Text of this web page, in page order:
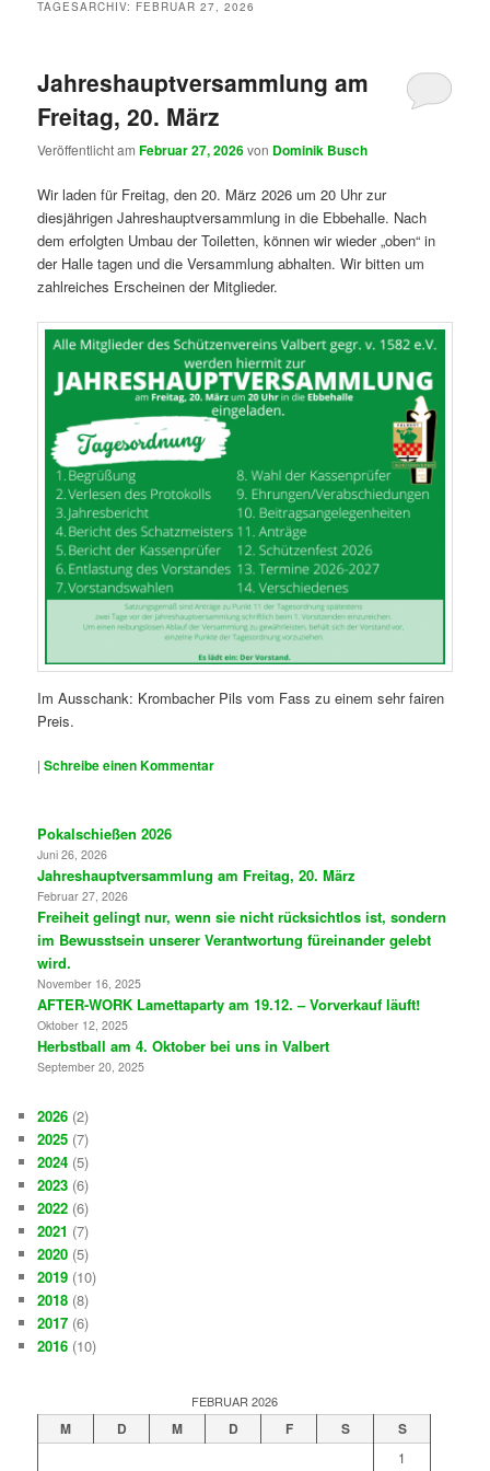
TAGESARCHIV: FEBRUAR 27, 2026
Jahreshauptversammlung am
Freitag, 20. März
Veröffentlicht amFebruar 27, 2026von Dominik Busch
Wir laden für Freitag, den 20. März 2026 um 20 Uhr zur
diesjährigen Jahreshauptversammlung in die Ebbehalle. Nach
dem erfolgten Umbau der Toiletten, können wir wieder „oben“ in
der Halle tagen und die Versammlung abhalten. Wir bitten um
zahlreiches Erscheinen der Mitglieder.
Im Ausschank: Krombacher Pils vom Fass zu einem sehr fairen
Preis.
|Schreibe einen Kommentar
Pokalschießen 2026
Juni 26, 2026
Jahreshauptversammlung am Freitag, 20. März
Februar 27, 2026
Freiheit gelingt nur, wenn sie nicht rücksichtlos ist, sondern
im Bewusstsein unserer Verantwortung füreinander gelebt
wird.
November 16, 2025
AFTER-WORK Lamettaparty am 19.12. – Vorverkauf läuft!
Oktober 12, 2025
Herbstball am 4. Oktober bei uns in Valbert
September 20, 2025
2026 (2)
2025 (7)
2024 (5)
2023 (6)
2022 (6)
2021 (7)
2020 (5)
2019 (10)
2018 (8)
2017 (6)
2016 (10)
FEBRUAR 2026
M D M D F S S
1